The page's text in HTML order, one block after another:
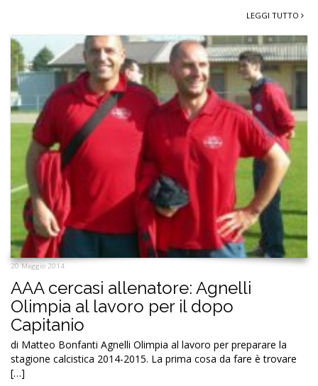
LEGGI TUTTO
20 Maggio 2014
AAA cercasi allenatore: Agnelli
Olimpia al lavoro per il dopo
Capitanio
di Matteo Bonfanti Agnelli Olimpia al lavoro per preparare la
stagione calcistica 2014-2015. La prima cosa da fare è trovare
[…]